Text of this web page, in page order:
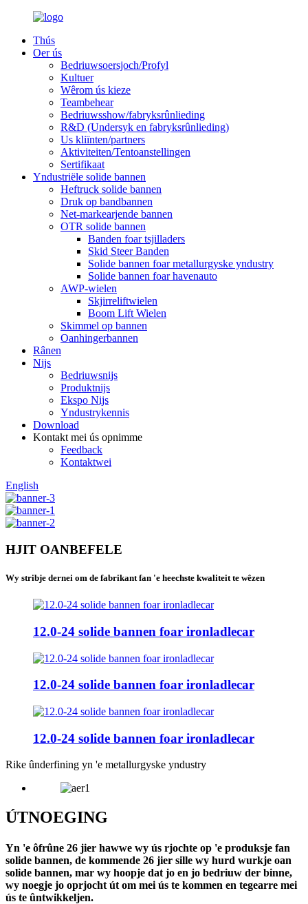
Thús
Oer ús
Bedriuwsoersjoch/Profyl
Kultuer
Wêrom ús kieze
Teambehear
Bedriuwsshow/fabryksrûnlieding
R&D (Undersyk en fabryksrûnlieding)
Us kliïnten/partners
Aktiviteiten/Tentoanstellingen
Sertifikaat
Yndustriële solide bannen
Heftruck solide bannen
Druk op bandbannen
Net-markearjende bannen
OTR solide bannen
Banden foar tsjilladers
Skid Steer Banden
Solide bannen foar metallurgyske yndustry
Solide bannen foar havenauto
AWP-wielen
Skjirreliftwielen
Boom Lift Wielen
Skimmel op bannen
Oanhingerbannen
Rânen
Nijs
Bedriuwsnijs
Produktnijs
Ekspo Nijs
Yndustrykennis
Download
Kontakt mei ús opnimme
Feedback
Kontaktwei
English
HJIT OANBEFELE
Wy stribje dernei om de fabrikant fan 'e heechste kwaliteit te wêzen
12.0-24 solide bannen foar ironladlecar
12.0-24 solide bannen foar ironladlecar
12.0-24 solide bannen foar ironladlecar
Rike ûnderfining yn 'e metallurgyske yndustry
ÚTNOEGING
Yn 'e ôfrûne 26 jier hawwe wy ús rjochte op 'e produksje fan
solide bannen, de kommende 26 jier sille wy hurd wurkje oan
solide bannen, mar wy hoopje dat jo en jo bedriuw der binne,
wy noegje jo oprjocht út om mei ús te kommen en tegearre mei
ús te ûntwikkeljen.